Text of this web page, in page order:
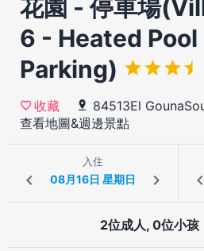
花園 - 停車場
6 - Heated
Parking)
收藏 84513El
查看地圖&週邊景點
入住
2位成人, 0位小孩